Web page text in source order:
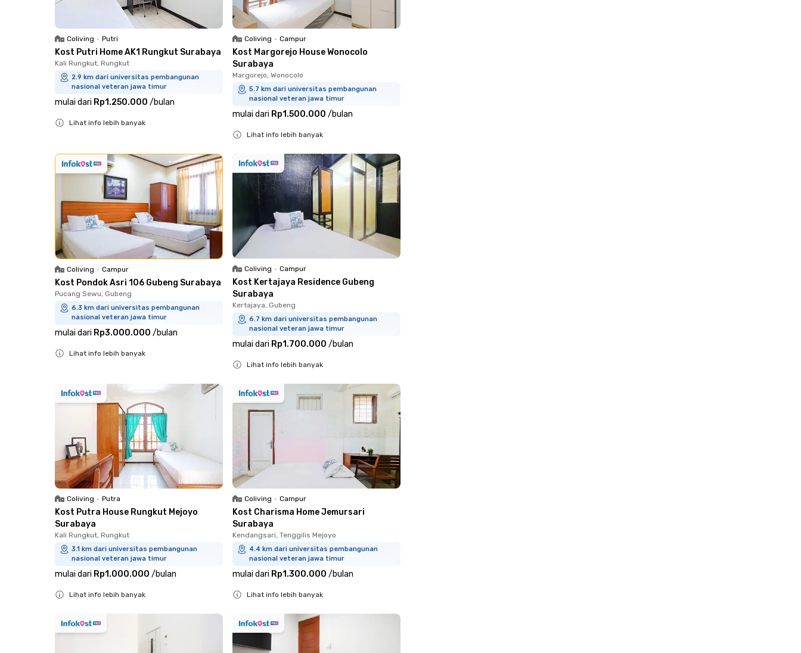
Coliving • Putri
Kost Putri Home AK1 Rungkut Surabaya
Kali Rungkut, Rungkut
2.9 km dari universitas pembangunan
nasional veteran jawa timur
mulai dari Rp1.250.000 /bulan
Lihat info lebih banyak
Coliving • Campur
Kost Margorejo House Wonocolo
Surabaya
Margorejo, Wonocolo
5.7 km dari universitas pembangunan
nasional veteran jawa timur
mulai dari Rp1.500.000 /bulan
Lihat info lebih banyak
Coliving • Campur
Kost Pondok Asri 106 Gubeng Surabaya
Pucang Sewu, Gubeng
6.3 km dari universitas pembangunan
nasional veteran jawa timur
mulai dari Rp3.000.000 /bulan
Lihat info lebih banyak
Coliving • Campur
Kost Kertajaya Residence Gubeng
Surabaya
Kertajaya, Gubeng
6.7 km dari universitas pembangunan
nasional veteran jawa timur
mulai dari Rp1.700.000 /bulan
Lihat info lebih banyak
Coliving • Putra
Kost Putra House Rungkut Mejoyo
Surabaya
Kali Rungkut, Rungkut
3.1 km dari universitas pembangunan
nasional veteran jawa timur
mulai dari Rp1.000.000 /bulan
Lihat info lebih banyak
Coliving • Campur
Kost Charisma Home Jemursari
Surabaya
Kendangsari, Tenggilis Mejoyo
4.4 km dari universitas pembangunan
nasional veteran jawa timur
mulai dari Rp1.300.000 /bulan
Lihat info lebih banyak